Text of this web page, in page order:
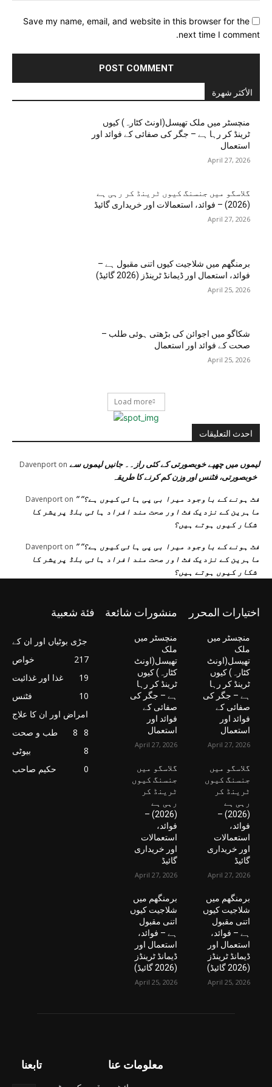
Save my name, email, and website in this browser for the
next time I comment.
الأكثر شهرة
منچسٹر میں ملک تھیسل(اونٹ کٹارہ) کیوں
ٹرینڈ کر رہا ہے – جگر کی صفائی کے فوائد اور
استعمال
April 27, 2026
گلاسگو میں جنسنگ کیوں ٹرینڈ کر رہی ہے
(2026) – فوائد، استعمالات اور خریداری گائیڈ
April 27, 2026
برمنگھم میں شلاجیت کیوں اتنی مقبول ہے –
فوائد، استعمال اور ڈیمانڈ ٹرینڈز (2026 گائیڈ)
April 25, 2026
شکاگو میں اجوائن کی بڑھتی ہوئی طلب –
صحت کے فوائد اور استعمال
April 25, 2026
Load more
احدث التعليقات
Davenport on لیموں میں چھپے خوبصورتی کے کئی راز۔۔ جانیں لیموں سے
خوبصورتی، فٹنس اور وزن کم کرنے کا طریقہ
Davenport on ” فٹ ہونے کے باوجود میرا بی پی ہائی کیوں ہے؟”
ماہرین کے نزدیک فٹ اور صحت مند افراد ہائی بلڈ پریشر کا
شکار کیوں ہوتے ہیں؟
Davenport on ” فٹ ہونے کے باوجود میرا بی پی ہائی کیوں ہے؟”
ماہرین کے نزدیک فٹ اور صحت مند افراد ہائی بلڈ پریشر کا
شکار کیوں ہوتے ہیں؟
اختيارات المحرر
منچسٹر میں
ملک
تھیسل(اونٹ
کٹارہ) کیوں
ٹرینڈ کر رہا
ہے – جگر کی
صفائی کے
فوائد اور
استعمال
April 27, 2026
گلاسگو میں
جنسنگ کیوں
ٹرینڈ کر
رہی ہے
(2026) –
فوائد،
استعمالات
اور خریداری
گائیڈ
April 27, 2026
برمنگھم میں
شلاجیت کیوں
اتنی مقبول
ہے – فوائد،
استعمال اور
ڈیمانڈ ٹرینڈز
(2026 گائیڈ)
April 25, 2026
منشورات شائعة
منچسٹر میں
ملک
تھیسل(اونٹ
کٹارہ) کیوں
ٹرینڈ کر رہا
ہے – جگر کی
صفائی کے
فوائد اور
استعمال
April 27, 2026
گلاسگو میں
جنسنگ کیوں
ٹرینڈ کر
رہی ہے
(2026) –
فوائد،
استعمالات
اور خریداری
گائیڈ
April 27, 2026
برمنگھم میں
شلاجیت کیوں
اتنی مقبول
ہے – فوائد،
استعمال اور
ڈیمانڈ ٹرینڈز
(2026 گائیڈ)
April 25, 2026
فئة شعبية
جڑی بوٹیاں اور ان کے
خواص
217
غذا اور غذائیت
19
فٹنس
10
امراض اور ان کا علاج
8
طب و صحت
8
بیوٹی
8
حکیم صاحب
0
معلومات عنا تابعنا